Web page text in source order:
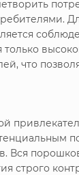
что
строго